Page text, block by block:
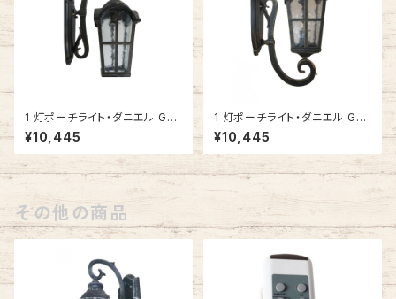
1 灯ポーチライト・ダニエル GB
(ゴールドブラック・下向き) #IM
-0022WD-GB
¥10,445
1 灯ポーチライト・ダニエル GB
(ゴールドブラック・上向き) #IM
-0022WU-GB
¥10,445
その他の商品